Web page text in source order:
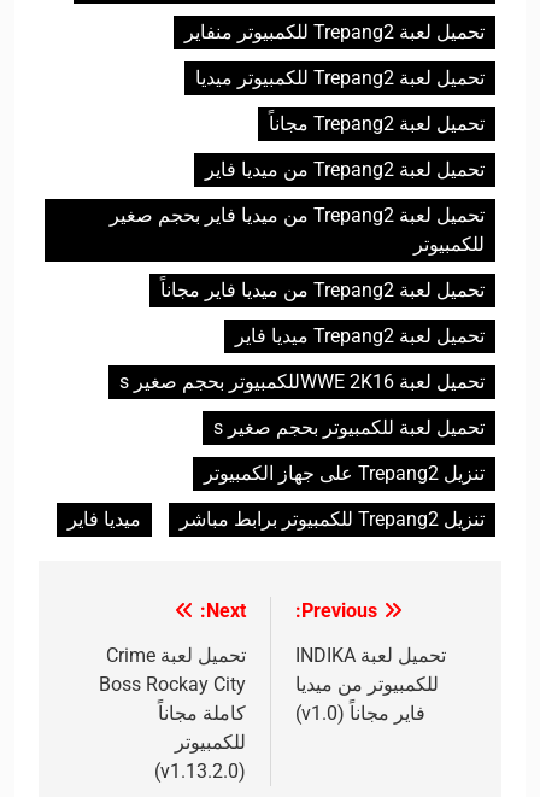
تحميل لعبة Trepang2 للكمبيوتر منفاير
تحميل لعبة Trepang2 للكمبيوتر ميديا
تحميل لعبة Trepang2 مجاناً
تحميل لعبة Trepang2 من ميديا فاير
تحميل لعبة Trepang2 من ميديا فاير بحجم صغير
للكمبيوتر
تحميل لعبة Trepang2 من ميديا فاير مجاناً
تحميل لعبة Trepang2 ميديا فاير
تحميل لعبة WWE 2K16للكمبيوتر بحجم صغير s
تحميل لعبة للكمبيوتر بحجم صغير s
تنزيل Trepang2 على جهاز الكمبيوتر
تنزيل Trepang2 للكمبيوتر برابط مباشر
ميديا فاير
المقالات
Previous:
تحميل لعبة INDIKA
للكمبيوتر من ميديا
فاير مجاناً (v1.0)
Next:
تحميل لعبة Crime
Boss Rockay City
كاملة مجاناً
للكمبيوتر
(v1.13.2.0)